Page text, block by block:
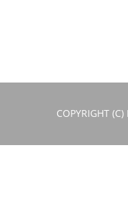
COPYRIGHT